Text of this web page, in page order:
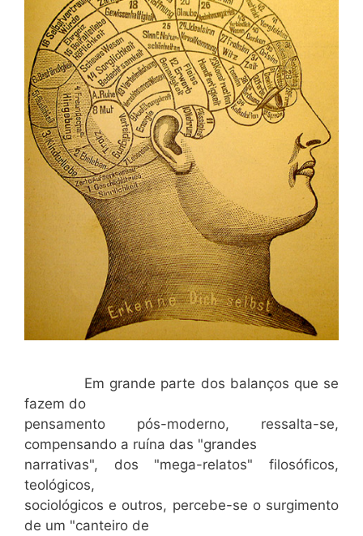
Em grande parte dos balanços que se
fazem do
pensamento pós-moderno, ressalta-se,
compensando a ruína das "grandes
narrativas", dos "mega-relatos" filosóficos,
teológicos,
sociológicos e outros, percebe-se o surgimento
de um "canteiro de